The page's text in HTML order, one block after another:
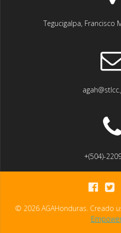
Tegucigalpa, Francisco
+(504)-
© 2026 AGAHonduras. Creado